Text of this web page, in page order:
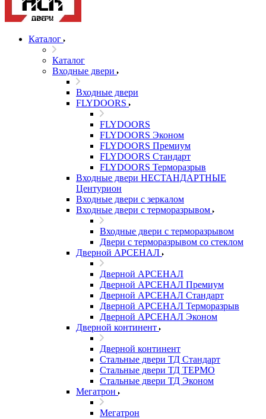
Каталог
Каталог
Входные двери
Входные двери
FLYDOORS
FLYDOORS
FLYDOORS Эконом
FLYDOORS Премиум
FLYDOORS Стандарт
FLYDOORS Терморазрыв
Входные двери НЕСТАНДАРТНЫЕ
Центурион
Входные двери с зеркалом
Входные двери с терморазрывом
Входные двери с терморазрывом
Двери с терморазрывом со стеклом
Дверной АРСЕНАЛ
Дверной АРСЕНАЛ
Дверной АРСЕНАЛ Премиум
Дверной АРСЕНАЛ Стандарт
Дверной АРСЕНАЛ Терморазрыв
Дверной АРСЕНАЛ Эконом
Дверной континент
Дверной континент
Стальные двери ТД Стандарт
Стальные двери ТД ТЕРМО
Стальные двери ТД Эконом
Мегатрон
Мегатрон